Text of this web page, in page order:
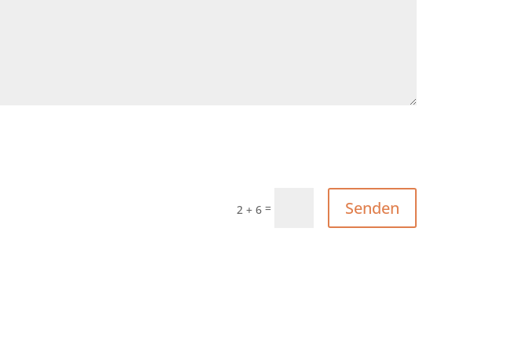
2 + 6= Senden